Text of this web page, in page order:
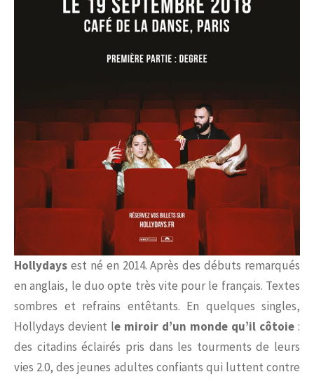
Hollydays est né en 2014. Après des débuts remarqués
en anglais, le duo opte très vite pour le français. Textes
sombres et refrains entêtants. En quelques singles,
Hollydays devient le miroir d’un monde qu’il côtoie :
des citadins éclairés pris dans les tourments de leurs
vies 2.0, des jeunes adultes confiants qui luttent contre